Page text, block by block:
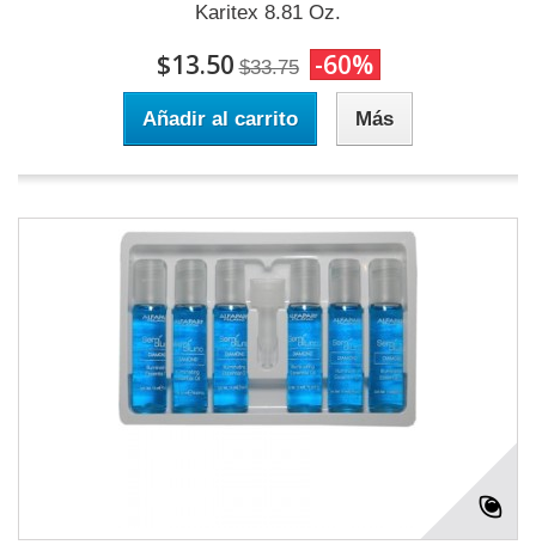
Karitex 8.81 Oz.
$13.50 $33.75 -60%
Añadir al carrito Más